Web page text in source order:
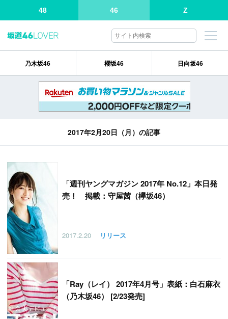
48 46 Z
乃木坂46 櫻坂46 日向坂46
2017年2月20日（月）の記事
「週刊ヤングマガジン 2017年 No.12」本日発
売！ 掲載：守屋茜（欅坂46）
2017.2.20 リリース
「Ray（レイ） 2017年4月号」表紙：白石麻衣
（乃木坂46） [2/23発売]